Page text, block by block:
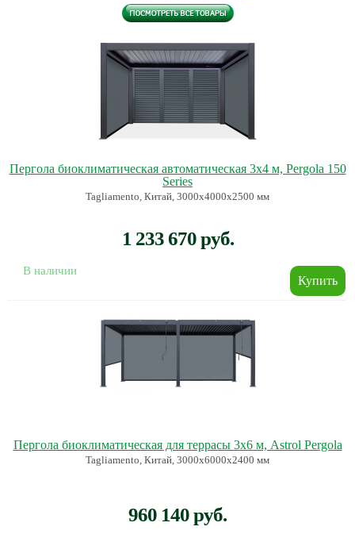
Пергола биоклиматическая автоматическая 3х4 м, Pergola 150
Series
Tagliamento, Китай, 3000х4000х2500 мм
1 233 670 руб.
В наличии
Пергола биоклиматическая для террасы 3х6 м, Astrol Pergola
Tagliamento, Китай, 3000х6000х2400 мм
960 140 руб.